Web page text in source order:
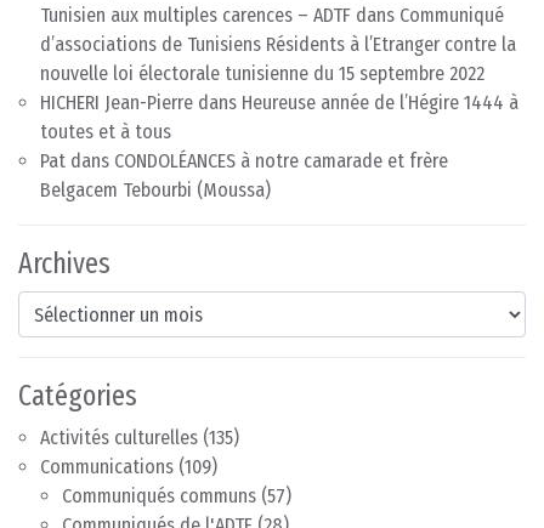
Tunisien aux multiples carences – ADTF dans Communiqué
d’associations de Tunisiens Résidents à l’Etranger contre la
nouvelle loi électorale tunisienne du 15 septembre 2022
HICHERI Jean-Pierre dans Heureuse année de l’Hégire 1444 à
toutes et à tous
Pat dans CONDOLÉANCES à notre camarade et frère
Belgacem Tebourbi (Moussa)
Archives
Archives
Catégories
Activités culturelles (135)
Communications (109)
Communiqués communs (57)